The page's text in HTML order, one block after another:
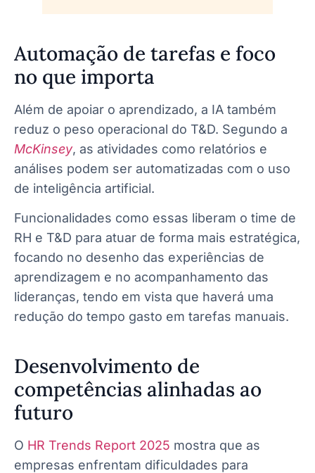
Automação de tarefas e foco
no que importa
Além de apoiar o aprendizado, a IA também
reduz o peso operacional do T&D. Segundo a
McKinsey, as atividades como relatórios e
análises podem ser automatizadas com o uso
de inteligência artificial.
Funcionalidades como essas liberam o time de
RH e T&D para atuar de forma mais estratégica,
focando no desenho das experiências de
aprendizagem e no acompanhamento das
lideranças, tendo em vista que haverá uma
redução do tempo gasto em tarefas manuais.
Desenvolvimento de
competências alinhadas ao
futuro
O HR Trends Report 2025 mostra que as
empresas enfrentam dificuldades para